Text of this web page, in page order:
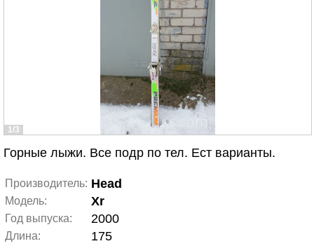
1/3
Горные лыжи. Все подр по тел. Ест варианты.
Производитель: Head
Модель: Xr
Год выпуска: 2000
Длина: 175